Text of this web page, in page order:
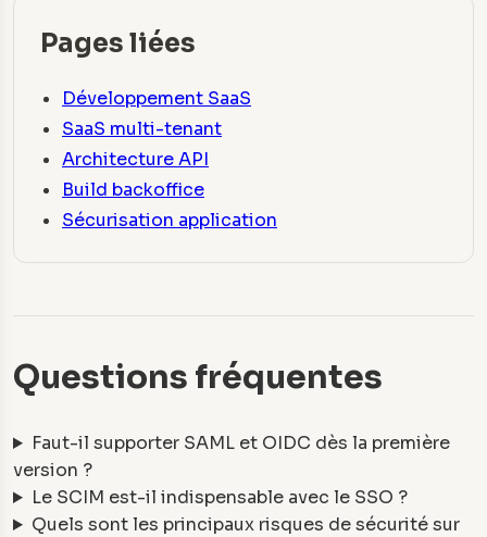
Pages liées
Développement SaaS
SaaS multi-tenant
Architecture API
Build backoffice
Sécurisation application
Questions fréquentes
Faut-il supporter SAML et OIDC dès la première
version ?
Le SCIM est-il indispensable avec le SSO ?
Quels sont les principaux risques de sécurité sur